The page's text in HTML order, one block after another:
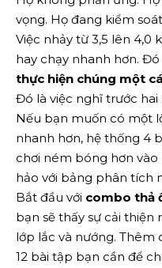
vọng. Họ đang kiểm
Việc nhảy từ 3,5 lên 4,0
hay chạy nhanh hơn. Đó
thực hiện chúng một
Đó là việc nghĩ trước
Nếu bạn muốn có một
nhanh hơn, hệ thống 4
chơi ném bóng hơn
hảo với bảng phân tích
Bắt đầu với combo thả
bạn sẽ thấy sự cải thiện
lớp lắc và nướng. Thêm
12 bài tập bạn cần để